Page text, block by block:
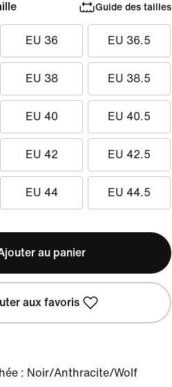
Guide des tailles
EU 36 EU 36.5
EU 38 EU 38.5
EU 40 EU 40.5
EU 42 EU 42.5
EU 44 EU 44.5
au panier
aux favoris
: Noir/Anthracite/Wolf